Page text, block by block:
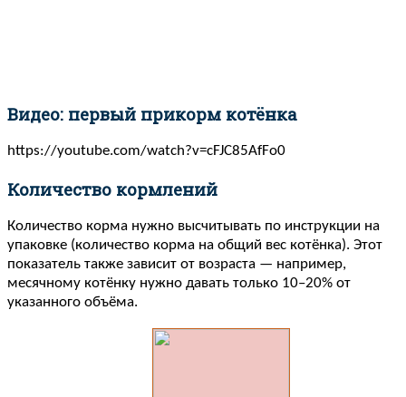
Видео: первый прикорм котёнка
https://youtube.com/watch?v=cFJC85AfFo0
Количество кормлений
Количество корма нужно высчитывать по инструкции на
упаковке (количество корма на общий вес котёнка). Этот
показатель также зависит от возраста — например,
месячному котёнку нужно давать только 10–20% от
указанного объёма.